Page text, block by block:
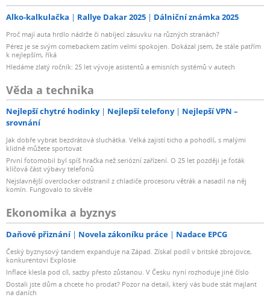
Alko-kalkulačka Rallye Dakar 2025 Dálniční známka 2025
Proč mají auta hrdlo nádrže či nabíjecí zásuvku na různých stranách?
Pérez je se svým comebackem zatím velmi spokojen. Dokázal jsem, že stále patřím
k nejlepším, říká
Hledáme zlatý ročník: 25 let vývoje asistentů a emisních systémů v autech
Věda a technika
Nejlepší chytré hodinky Nejlepší telefony
Nejlepší VPN –
srovnání
Jak dobře vybrat bezdrátová sluchátka. Velká zajistí ticho a pohodlí, s malými
klidně můžete sportovat
První fotomobil byl spíš hračka než seriózní zařízení. O 25 let později je foťák
klíčová část výbavy telefonů
Nejslavnější overclocker odstranil z chladiče procesoru větrák a nasadil na něj
komín. Fungovalo to skvěle
Ekonomika a byznys
Daňové přiznání Novela zákoníku práce Nadace EPCG
Český byznysový tandem expanduje na Západ. Získal podíl v britské zbrojovce,
konkurentovi Explosie
Inflace klesla pod cíl, sazby přesto zůstanou. V Česku nyní rozhoduje jiné číslo
Dostali jste dům a chcete ho prodat? Pozor na detail, který vás bude stát majlant
na daních